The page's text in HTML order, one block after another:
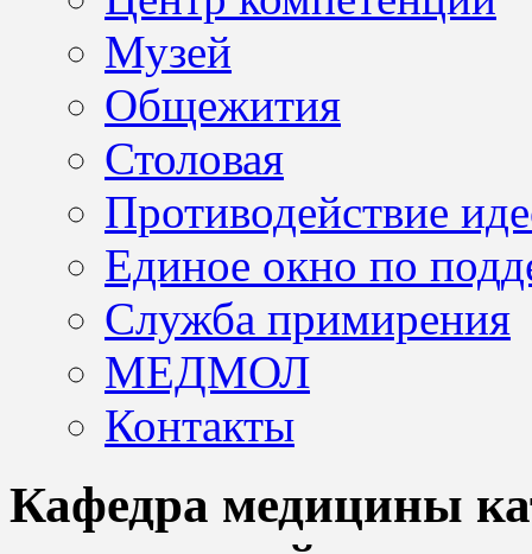
Музей
Общежития
Столовая
Противодействие
Единое окно по
Служба примирения
МЕДМОЛ
Контакты
Кафедра медицины